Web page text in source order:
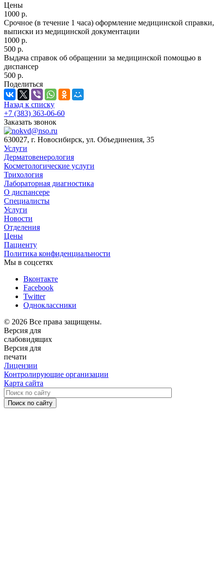
Цены
1000 р.
Срочное (в течение 1 часа) оформление медицинской справки,
выписки из медицинской документации
1000 р.
500 р.
Выдача справок об обращении за медицинской помощью в
диспансер
500 р.
Поделиться
Назад к списку
+7 (383) 363-06-60
Заказать звонок
630027, г. Новосибирск, ул. Объединения, 35
Услуги
Дерматовенерология
Косметологические услуги
Трихология
Лабораторная диагностика
О диспансере
Специалисты
Услуги
Новости
Отделения
Цены
Пациенту
Политика конфиденциальности
Мы в соцсетях
Вконтакте
Facebook
Twitter
Одноклассники
© 2026 Все права защищены.
Версия для
слабовидящих
Версия для
печати
Лицензии
Контролирующие организации
Карта сайта
Поиск по сайту